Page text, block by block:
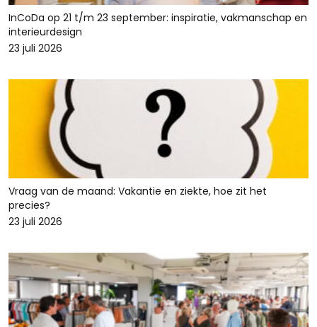
InCoDa op 21 t/m 23 september: inspiratie, vakmanschap en
interieurdesign
23 juli 2026
Vraag van de maand: Vakantie en ziekte, hoe zit het
precies?
23 juli 2026